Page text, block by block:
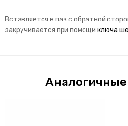
Вставляется в паз с обратной
закручивается при помощи ключа